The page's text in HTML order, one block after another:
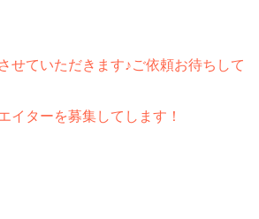
せていただきます♪ご依頼お待ちして
イターを募集してします！